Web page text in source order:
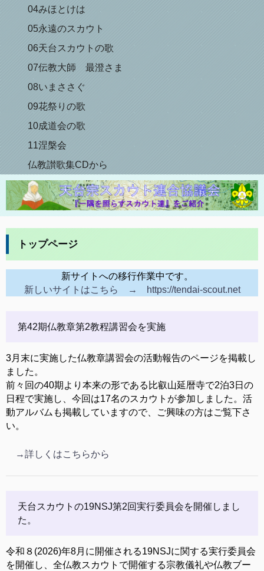
04みほとけは
05永遠のスカウト
06天台スカウトの歌
07伝教大師 最澄さま
08いまささぐ
09花祭りの歌
10成道会の歌
11涅槃会
仏教讃歌集CDから
トップページ
新サイトへの移行作業中です。
新しいサイトはこちら → https://tendai-scout.net
第42期仏教章第2教程講習会を実施
3月末に実施した仏教章講習会の活動報告のページを掲載し
ました。
前々回の40期より本来の形である比叡山延暦寺で2泊3日の
日程で実施し、今回は17名のスカウトが参加しました。活
動アルバムも掲載していますので、ご興味の方はご覧下さ
い。
→詳しくはこちらから
天台スカウトの19NSJ第2回実行委員会を開催しまし
た。
令和８(2026)年8月に開催される19NSJに関する実行委員会
を開催し、全仏教スカウトで開催する宗教儀礼や仏教ブー